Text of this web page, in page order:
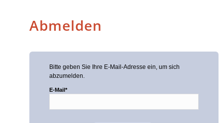
Abmelden
Bitte geben Sie Ihre E-Mail-Adresse ein, um sich
abzumelden.
E-Mail*